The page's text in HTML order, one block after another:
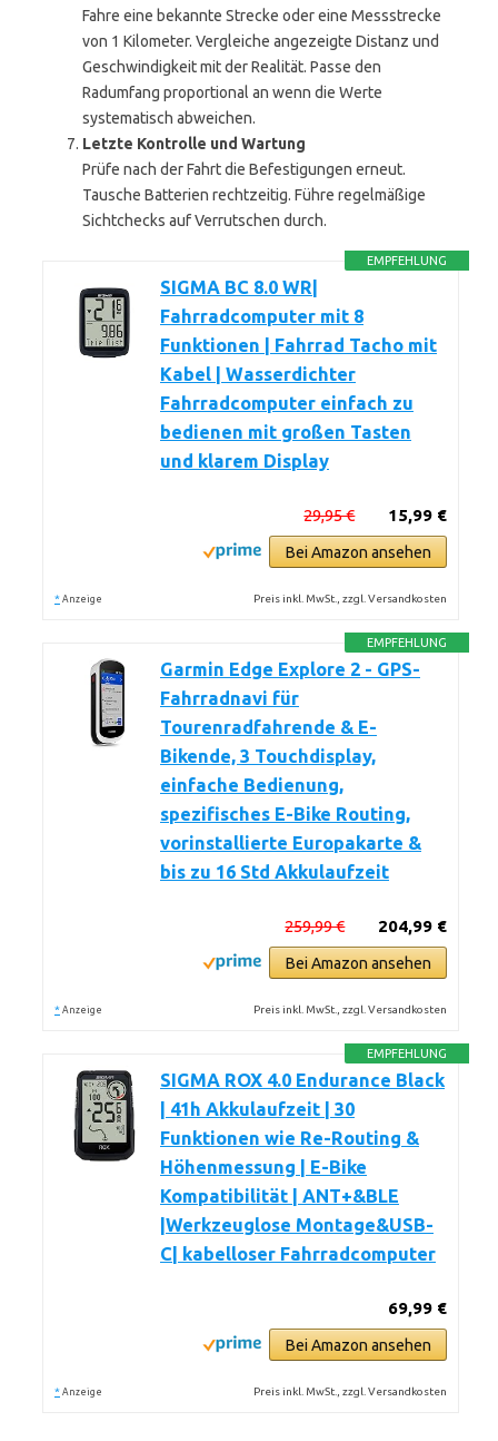
Fahre eine bekannte Strecke oder eine Messstrecke
von 1 Kilometer. Vergleiche angezeigte Distanz und
Geschwindigkeit mit der Realität. Passe den
Radumfang proportional an wenn die Werte
systematisch abweichen.
Letzte Kontrolle und Wartung
Prüfe nach der Fahrt die Befestigungen erneut.
Tausche Batterien rechtzeitig. Führe regelmäßige
Sichtchecks auf Verrutschen durch.
EMPFEHLUNG
SIGMA BC 8.0 WR|
Fahrradcomputer mit 8
Funktionen | Fahrrad Tacho mit
Kabel | Wasserdichter
Fahrradcomputer einfach zu
bedienen mit großen Tasten
und klarem Display
15,99 €
29,95 €
Bei Amazon ansehen
* Anzeige Preis inkl. MwSt., zzgl. Versandkosten
EMPFEHLUNG
Garmin Edge Explore 2 - GPS-
Fahrradnavi für
Tourenradfahrende & E-
Bikende, 3 Touchdisplay,
einfache Bedienung,
spezifisches E-Bike Routing,
vorinstallierte Europakarte &
bis zu 16 Std Akkulaufzeit
204,99 €
259,99 €
Bei Amazon ansehen
* Anzeige Preis inkl. MwSt., zzgl. Versandkosten
EMPFEHLUNG
SIGMA ROX 4.0 Endurance Black
| 41h Akkulaufzeit | 30
Funktionen wie Re-Routing &
Höhenmessung | E-Bike
Kompatibilität | ANT+&BLE
|Werkzeuglose Montage&USB-
C| kabelloser Fahrradcomputer
69,99 €
Bei Amazon ansehen
* Anzeige Preis inkl. MwSt., zzgl. Versandkosten